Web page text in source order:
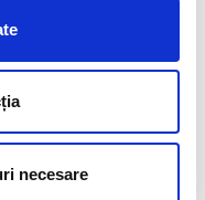
necesare
rezultatele dorite
ȘI